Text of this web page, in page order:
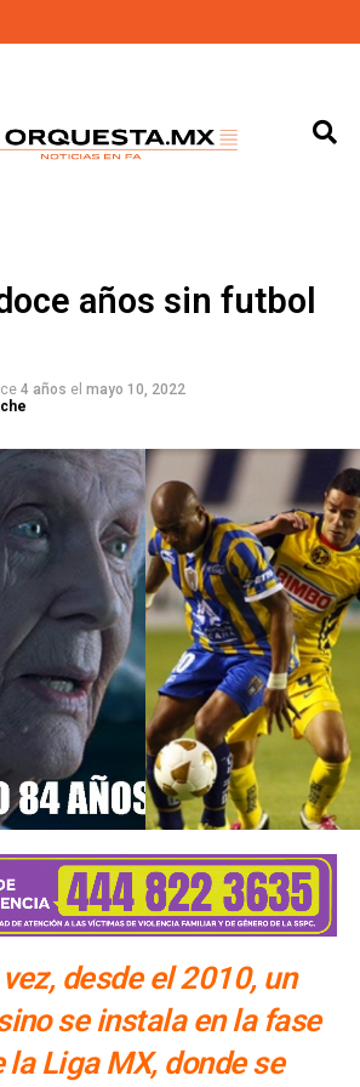
años sin futbol
4 años el mayo 10, 2022
desde el 2010, un
se instala en la fase
Liga MX, donde se